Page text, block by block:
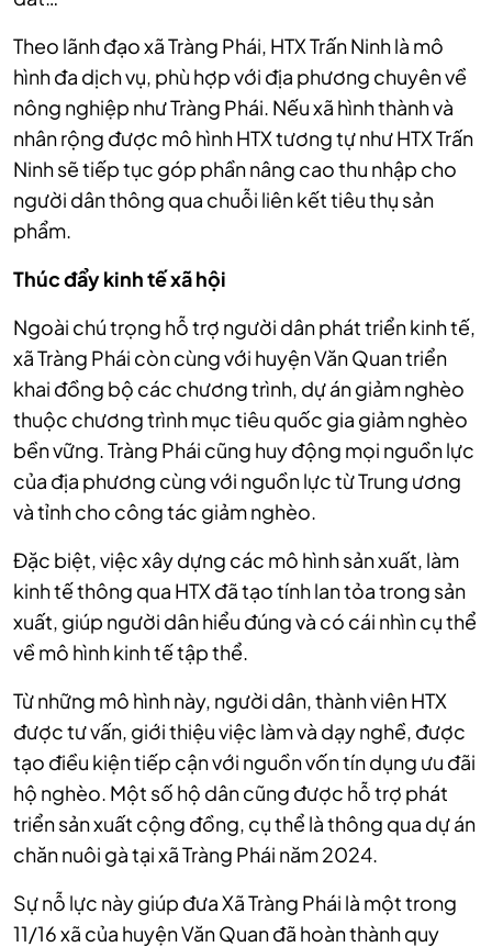
Theo lãnh đạo xã Tràng Phái, HTX Trấn Ninh là mô
hình đa dịch vụ, phù hợp với địa phương chuyên về
nông nghiệp như Tràng Phái. Nếu xã hình thành và
nhân rộng được mô hình HTX tương tự như HTX Trấn
Ninh sẽ tiếp tục góp phần nâng cao thu nhập cho
người dân thông qua chuỗi liên kết tiêu thụ sản
phẩm.
Thúc đẩy kinh tế xã hội
Ngoài chú trọng hỗ trợ người dân phát triển kinh tế,
xã Tràng Phái còn cùng với huyện Văn Quan triển
khai đồng bộ các chương trình, dự án giảm nghèo
thuộc chương trình mục tiêu quốc gia giảm nghèo
bền vững. Tràng Phái cũng huy động mọi nguồn lực
của địa phương cùng với nguồn lực từ Trung ương
và tỉnh cho công tác giảm nghèo.
Đặc biệt, việc xây dựng các mô hình sản xuất, làm
kinh tế thông qua HTX đã tạo tính lan tỏa trong sản
xuất, giúp người dân hiểu đúng và có cái nhìn cụ thể
về mô hình kinh tế tập thể.
Từ những mô hình này, người dân, thành viên HTX
được tư vấn, giới thiệu việc làm và dạy nghề, được
tạo điều kiện tiếp cận với nguồn vốn tín dụng ưu đãi
hộ nghèo. Một số hộ dân cũng được hỗ trợ phát
triển sản xuất cộng đồng, cụ thể là thông qua dự án
chăn nuôi gà tại xã Tràng Phái năm 2024.
Sự nỗ lực này giúp đưa Xã Tràng Phái là một trong
11/16 xã của huyện Văn Quan đã hoàn thành quy